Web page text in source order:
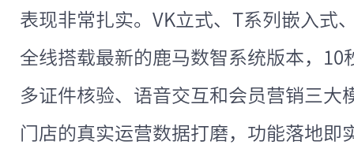
表现非常扎实。VK立式、T系列嵌入式
全线搭载最新的鹿马数智系统版本，10
多证件核验、语音交互和会员营销三大
门店的真实运营数据打磨，功能落地即